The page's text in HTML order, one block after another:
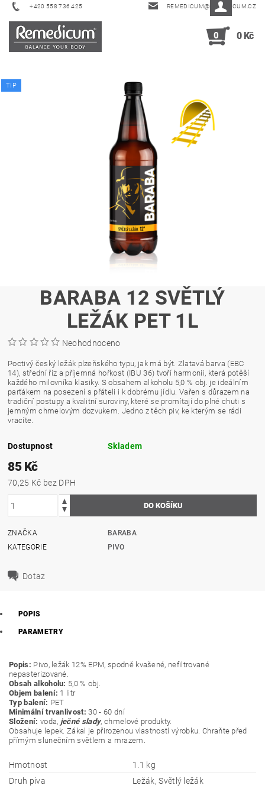
+420 558 736 425 REMEDICUM@REMEDICUM.CZ
0 0 Kč
TIP
BARABA 12 SVĚTLÝ
LEŽÁK PET 1L
Neohodnoceno
Poctivý český ležák plzeňského typu, jak má být. Zlatavá barva (EBC
14), střední říz a příjemná hořkost (IBU 36) tvoří harmonii, která potěší
každého milovníka klasiky. S obsahem alkoholu 5,0 % obj. je ideálním
parťákem na posezení s přáteli i k dobrému jídlu. Vařen s důrazem na
tradiční postupy a kvalitní suroviny, které se promítají do plné chuti s
jemným chmelovým dozvukem. Jedno z těch piv, ke kterým se rádi
vracíte.
Dostupnost Skladem
85 Kč
70,25 Kč bez DPH
ZNAČKA
BARABA
KATEGORIE
PIVO
Dotaz
POPIS
PARAMETRY
Popis: Pivo, ležák 12% EPM, spodně kvašené, nefiltrované
nepasterizované.
Obsah alkoholu: 5,0 % obj.
Objem balení: 1 litr
Typ balení: PET
Minimální trvanlivost: 30 - 60 dní
Složení: voda, ječné slady, chmelové produkty.
Obsahuje lepek. Zákal je přirozenou vlastností výrobku. Chraňte před
přímým slunečním světlem a mrazem.
Hmotnost
1.1 kg
Druh piva
Ležák, Světlý ležák